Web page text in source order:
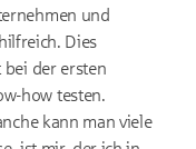
und
Dies
bei der ersten
how testen.
kann man viele